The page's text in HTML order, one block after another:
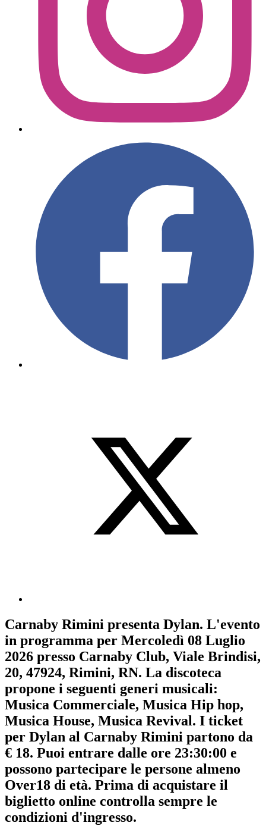
Carnaby Rimini presenta Dylan. L'evento
in programma per Mercoledì 08 Luglio
2026 presso Carnaby Club, Viale Brindisi,
20, 47924, Rimini, RN. La discoteca
propone i seguenti generi musicali:
Musica Commerciale, Musica Hip hop,
Musica House, Musica Revival. I ticket
per Dylan al Carnaby Rimini partono da
€ 18. Puoi entrare dalle ore 23:30:00 e
possono partecipare le persone almeno
Over18 di età. Prima di acquistare il
biglietto online controlla sempre le
condizioni d'ingresso.